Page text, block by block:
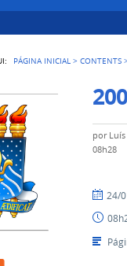
PÁGINA INICIAL >CONTENTS
por Luís
08h28
por
-
SEAD
24/